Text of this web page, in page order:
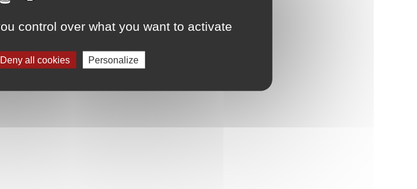
de Belgique.
control over what you want to activate
Deny all cookies Personalize